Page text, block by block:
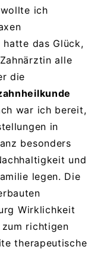
ich
hatte das Glück,
alle
die
war ich bereit,
in
besonders
und
legen. Die
Wirklichkeit
richtigen
therapeutische